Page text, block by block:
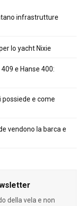
infrastrutture
lo yacht Nixie
e Hanse 400:
possiede e come
vendono la barca e
della vela e non